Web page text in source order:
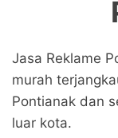
Jasa Reklame
murah
Pontianak dan
luar kota.